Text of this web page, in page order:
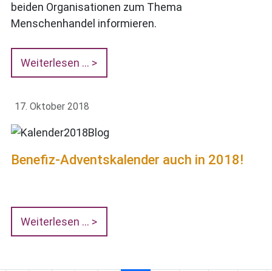
beiden Organisationen zum Thema
Menschenhandel informieren.
Weiterlesen …
17. Oktober 2018
Benefiz-Adventskalender auch in 2018!
Weiterlesen …